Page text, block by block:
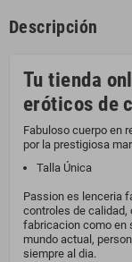
Descripción
Tu tienda
eróticos de
Fabuloso cuerpo en
por la prestigiosa
Talla Única
Passion es lenceria
controles de calidad,
fabricacion como en
mundo actual,
siempre al dia.